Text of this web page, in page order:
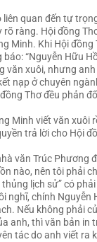
liên quan đến tự
rõ ràng. Hội đồng
Minh. Khi Hội đồng
báo: “Nguyễn Hữu
văn xuôi, nhưng
nạp ở chuyên
Thơ đều phản
Minh viết văn xuôi
trả lời cho Hội
văn Trúc Phương
nào, nên tôi phải
lịch sử” có
nghĩ, chính Nguyễn
Nếu không phải
anh, thì văn bản in
tác do anh viết ra